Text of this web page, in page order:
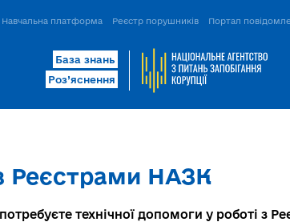
Навчальна платформа Реєстр порушників Портал
База знань
Роз’яснення
Реєстрами НАЗК
технічної допомоги у роботі з